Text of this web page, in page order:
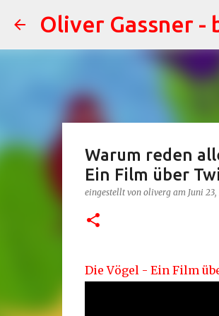
Oliver Gassner -
Warum reden
Ein Film über
eingestellt von oliverg am Juni 23,
Die Vögel - Ein Film